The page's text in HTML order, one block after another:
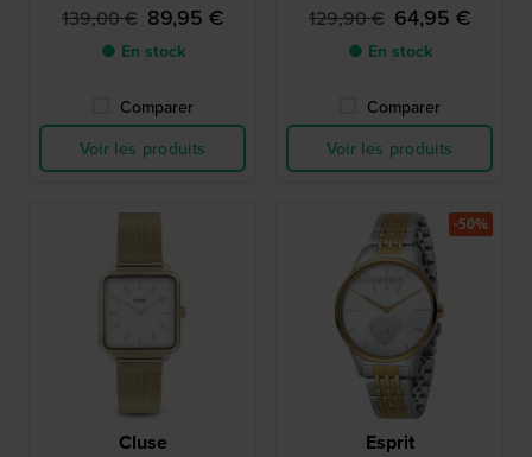
139,00 € 89,95 €
● En stock
Comparer
Voir les produits
129,90 € 64,95 €
● En stock
Comparer
Voir les produits
Cluse Esprit
-50%